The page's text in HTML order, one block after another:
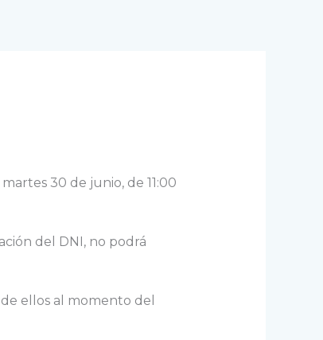
30 de junio, de 11:00
del DNI, no podrá
ellos al momento del